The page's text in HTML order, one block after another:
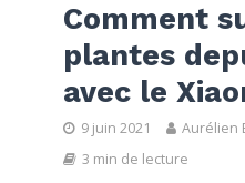
Comment
plantes
avec le
9 juin 2021
Aurélien
3 min de lecture